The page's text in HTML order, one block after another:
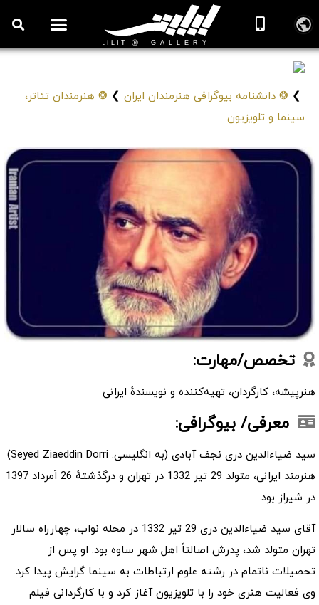
❯ ❂ دانشنامه بیوگرافی هنرمندان ایران ❯ ❂ هنرمندان تئاتر،
سینما و تلویزیون
تخصص/مهارت:
هنرپیشه، کارگردان، تهیه‌کننده و نویسندهٔ ایرانی
معرفی/ بیوگرافی:
سید ضیاء‌الدین دری نجف آبادی (به انگلیسی: Seyed Ziaeddin Dorri)
هنرمند ایرانی، متولد 29 تیر 1332 در تهران و درگذشتهٔ 26 اَمرداد 1397
در شیراز بود.
آقای سید ضیاءالدین دری 29 تیر 1332 در محله نواب، چهارراه سالار
تهران متولد شد، پدرش اصالتاً اهل شهر ساوه بود. او پس از
تحصیلات ناتمام در رشته علوم ارتباطات به سینما گرایش پیدا کرد.
وی فعالیت هنری خود را با تلویزیون آغاز کرد و با کارگردانی فیلم